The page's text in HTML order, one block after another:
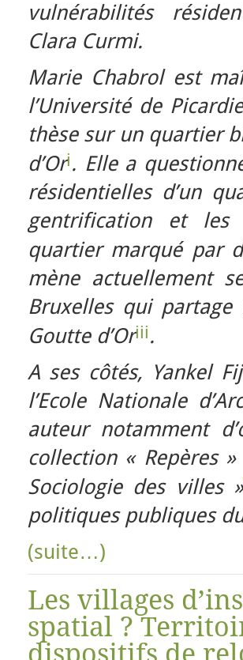
vulnérabilités
Clara Curmi.
Marie Chabrol est
l’Université de
thèse sur un quartier
d’Ori. Elle a
résidentielles d’un
gentrification et les
quartier marqué par
mène actuellement
Bruxelles qui
Goutte d’Oriii.
A ses côtés, Yankel
l’Ecole Nationale
auteur notamment
collection « Repères
Sociologie des villes
politiques publiques
(suite…)
Les villages
spatial ?
dispositifs de